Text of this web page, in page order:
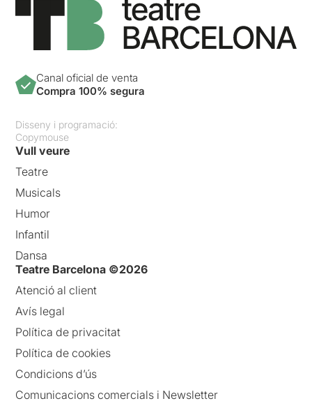
Canal oficial de venta
Compra 100% segura
Disseny i programació:
Copymouse
Vull veure
Teatre
Musicals
Humor
Infantil
Dansa
Teatre Barcelona ©2026
Atenció al client
Avís legal
Política de privacitat
Política de cookies
Condicions d’ús
Comunicacions comercials i Newsletter